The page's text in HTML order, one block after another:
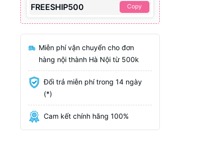
FREESHIP500 Copy
Miễn phí vận chuyển cho đơn
hàng nội thành Hà Nội từ 500k
Đổi trả miễn phí trong 14 ngày
(*)
Cam kết chính hãng 100%